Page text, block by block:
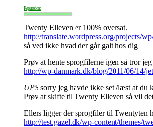
Reputation:
Twenty Elleven er 100% oversat.
http://translate.wordpress.org/projects/
så ved ikke hvad der går galt hos dig
Prøv at hente sprogfilerne igen så tror
http://wp-danmark.dk/blog/2011/06/14/
UPS sorry jeg havde ikke set /læst at du
Prøv at skifte til Twenty Elleven så vil
Ellers ligger der sprogfiler til Twentyten
http://test.gazel.dk/wp-content/themes/